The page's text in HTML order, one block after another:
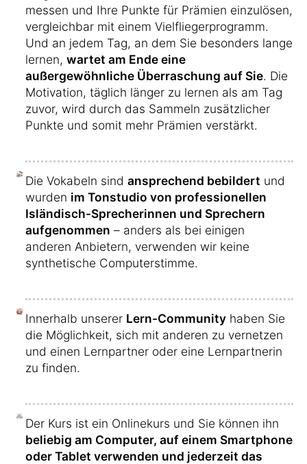
messen und Ihre Punkte für Prämien einzulösen,
vergleichbar mit einem Vielfliegerprogramm.
Und an jedem Tag, an dem Sie besonders lange
lernen, wartet am Ende eine
außergewöhnliche Überraschung auf Sie. Die
Motivation, täglich länger zu lernen als am Tag
zuvor, wird durch das Sammeln zusätzlicher
Punkte und somit mehr Prämien verstärkt.
Die Vokabeln sind ansprechend bebildert und
wurden im Tonstudio von professionellen
Isländisch-Sprecherinnen und Sprechern
aufgenommen – anders als bei einigen
anderen Anbietern, verwenden wir keine
synthetische Computerstimme.
Innerhalb unserer Lern-Community haben Sie
die Möglichkeit, sich mit anderen zu vernetzen
und einen Lernpartner oder eine Lernpartnerin
zu finden.
Der Kurs ist ein Onlinekurs und Sie können ihn
beliebig am Computer, auf einem Smartphone
oder Tablet verwenden und jederzeit das